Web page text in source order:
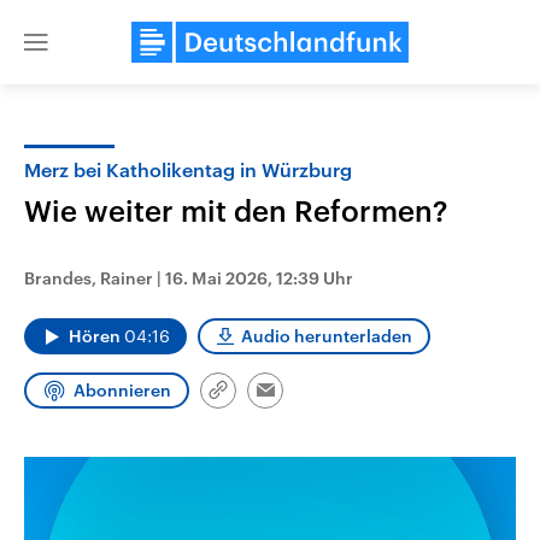
Close
Alle Informationen
Sachsen-Anhalt wählt am 6.
September 2026 einen neuen
Landtag. Seit 2021 wird das
Bundesland von einer Koalition aus
Hintergründe
Wirtschaftlich und
gehören die Vereinigten
den mächtigsten Ländern
mit großem Einfluss auf
Merz bei Katholikentag in Würzburg
Wie weiter mit den Reformen?
Brandes, Rainer | 16. Mai 2026, 12:39 Uhr
Hören 04:16 Audio herunterladen
Abonnieren
Link
Email